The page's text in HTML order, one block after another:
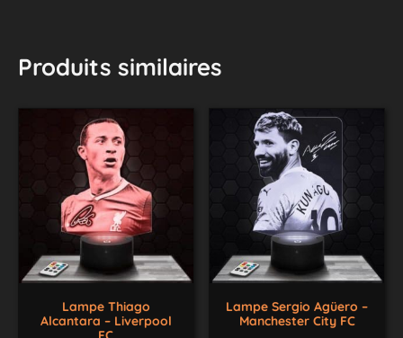
Produits similaires
Lampe Thiago
Alcantara – Liverpool
Lampe Sergio Agüero –
Manchester City FC